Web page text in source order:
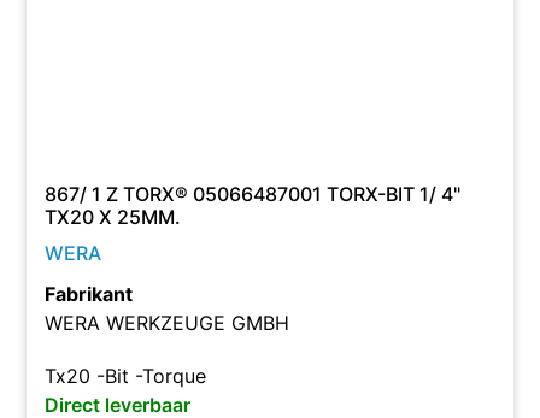
867/ 1 Z TORX® 05066487001 TORX-BIT 1/ 4"
TX20 X 25MM.
WERA
Fabrikant
WERA WERKZEUGE GMBH
Tx20 -Bit -Torque
Direct leverbaar